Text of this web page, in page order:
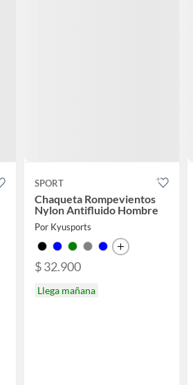
SPORT
Chaqueta Rompevientos
Nylon Antifluido Hombre
Por Kyusports
$ 32.900
Llega mañana